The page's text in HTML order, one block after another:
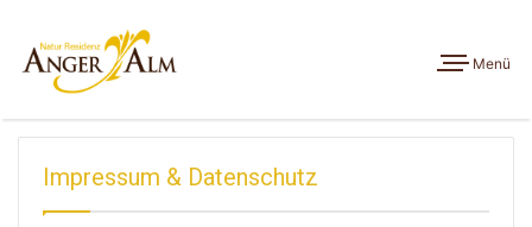
Menü
Impressum & Datenschutz